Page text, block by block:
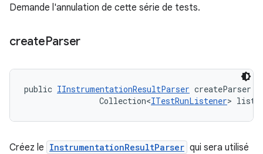
Demande l'annulation de cette série de tests.
createParser
public IInstrumentationResultParser createParser
                Collection<
ITestRunListener>
Créez le InstrumentationResultParser qui sera utilisé